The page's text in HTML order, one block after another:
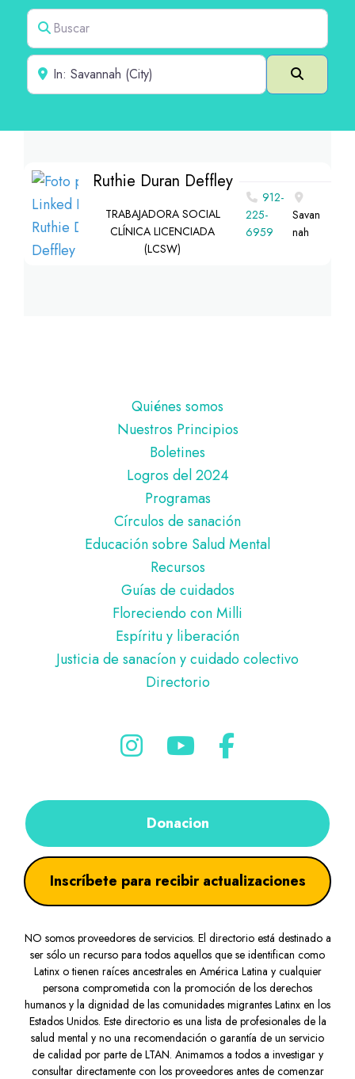
Buscar
Cerca de
Buscar
Ruthie Duran Deffley
TRABAJADORA SOCIAL
CLÍNICA LICENCIADA
(LCSW)
912-
225-
6959
Savan
nah
Quiénes somos
Nuestros Principios
Boletines
Logros del 2024
Programas
Círculos de sanación
Educación sobre Salud Mental
Recursos
Guías de cuidados
Floreciendo con Milli
Espíritu y liberación
Justicia de sanacíon y cuidado colectivo
Directorio
Donacion
Inscríbete para recibir actualizaciones
NO somos proveedores de servicios. El directorio está destinado a
ser sólo un recurso para todos aquellos que se identifican como
Latinx o tienen raíces ancestrales en América Latina y cualquier
persona comprometida con la promoción de los derechos
humanos y la dignidad de las comunidades migrantes Latinx en los
Estados Unidos. Este directorio es una lista de profesionales de la
salud mental y no una recomendación o garantía de un servicio
de calidad por parte de LTAN. Animamos a todos a investigar y
consultar directamente con los proveedores antes de comenzar